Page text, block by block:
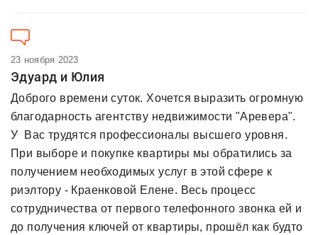
23 ноября 2023
Эдуард и Юлия
Доброго времени суток. Хочется выразить огромную
благодарность агентству недвижимости "Аревера".
У Вас трудятся профессионалы высшего уровня.
При выборе и покупке квартиры мы обратились за
получением необходимых услуг в этой сфере к
риэлтору - Краенковой Елене. Весь процесс
сотрудничества от первого телефонного звонка ей и
до получения ключей от квартиры, прошёл как будто